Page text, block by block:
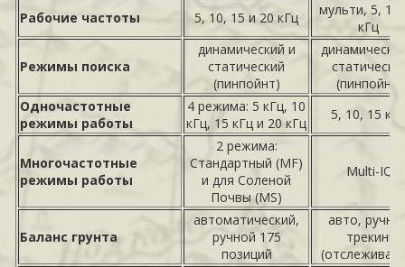
Рабочие частоты
5, 10, 15 и 20 кГц
мульти, 5,
кГц
Режимы поиска
динамический и
статический
(пинпойнт)
(пинпойнт)
Одночастотные
режимы работы
4 режима: 5 кГц, 10
кГц, 15 кГц и 20 кГц
5, 10, 15
Многочастотные
режимы работы
2 режима:
Стандартный (MF)
и для Соленой
Почвы (MS)
Multi-IQ
Баланс грунта
автоматический,
ручной 175
позиций
авто,
трекинг